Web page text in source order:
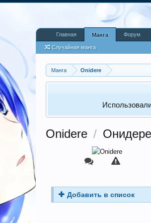
Манга Onidere
Onidere / Онидере
Добавить в список
Главная Манга
Случайная манга
Форум